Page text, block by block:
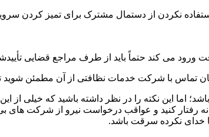
نکردن از دستمال مشترک برای تمیز کردن
ورود می کند حتماً باید از طرف مراجع قضایی
تماس با شرکت خدمات نظافتی از آن مطمئن شوید
اما این نکته را در نظر داشته باشید که خیلی
رفتار کنید و عواقب درخواست نیرو از شرکت های
خدای نکرده سرقت باشد.